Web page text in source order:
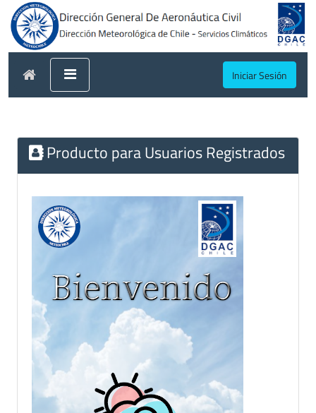
Iniciar Sesión
Producto para Usuarios Registrados